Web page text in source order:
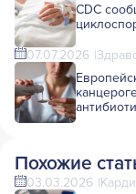
CDC
07.07.2026
Похожие
03.03.2026